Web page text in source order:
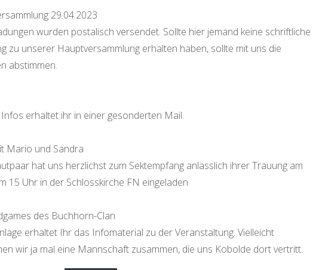
29.04.2023
wurden postalisch versendet. Sollte hier jemand keine schriftliche
zu unserer Hauptversammlung erhalten haben, sollte mit uns die
abstimmen.
erhaltet ihr in einer gesonderten Mail.
Mario und Sandra
hat uns herzlichst zum Sektempfang anlässlich ihrer Trauung am
15 Uhr in der Schlosskirche FN eingeladen
des Buchhorn-Clan
erhaltet Ihr das Infomaterial zu der Veranstaltung. Vielleicht
wir ja mal eine Mannschaft zusammen, die uns Kobolde dort vertritt.